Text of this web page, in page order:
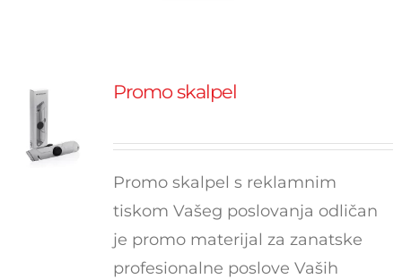
Promo skalpel
Promo skalpel s reklamnim
tiskom Vašeg poslovanja odličan
je promo materijal za zanatske
profesionalne poslove Vaših